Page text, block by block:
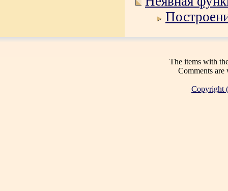
The items with
Comments
Copyright